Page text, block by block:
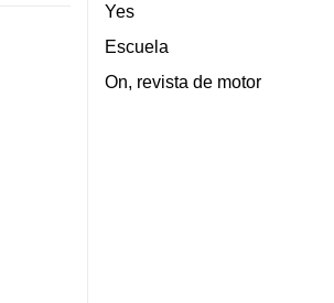
Yes
Escuela
On, revista de motor